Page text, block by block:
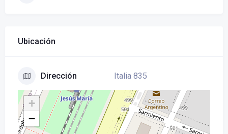
Ubicación
Dirección Italia 835
+
−